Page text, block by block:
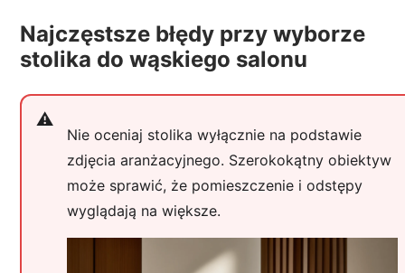
Najczęstsze błędy przy wyborze
stolika do wąskiego salonu
Nie oceniaj stolika wyłącznie na podstawie
zdjęcia aranżacyjnego. Szerokokątny obiektyw
może sprawić, że pomieszczenie i odstępy
wyglądają na większe.